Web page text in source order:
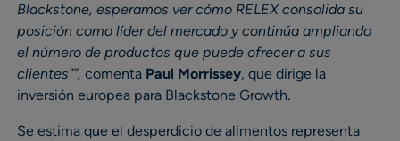
Blackstone, esperamos ver cómo RELEX consolida su
posición como líder del mercado y continúa ampliando
el número de productos que puede ofrecer a sus
clientes””, comenta Paul Morrissey, que dirige la
inversión europea para Blackstone Growth.
Se estima que el desperdicio de alimentos representa